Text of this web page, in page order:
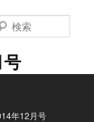
索
年12月号